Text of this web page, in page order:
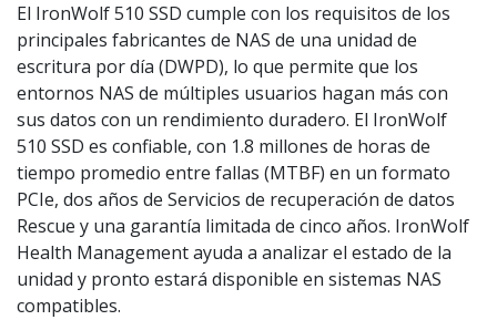
El IronWolf 510 SSD cumple con los requisitos de los
principales fabricantes de NAS de una unidad de
escritura por día (DWPD), lo que permite que los
entornos NAS de múltiples usuarios hagan más con
sus datos con un rendimiento duradero. El IronWolf
510 SSD es confiable, con 1.8 millones de horas de
tiempo promedio entre fallas (MTBF) en un formato
PCIe, dos años de Servicios de recuperación de datos
Rescue y una garantía limitada de cinco años. IronWolf
Health Management ayuda a analizar el estado de la
unidad y pronto estará disponible en sistemas NAS
compatibles.